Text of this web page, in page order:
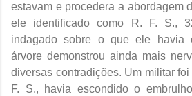
estavam e procedera a abordagem
ele identificado como R. F. S.,
indagado sobre o que ele havia
árvore demonstrou ainda mais
diversas contradições. Um militar
F. S., havia escondido o